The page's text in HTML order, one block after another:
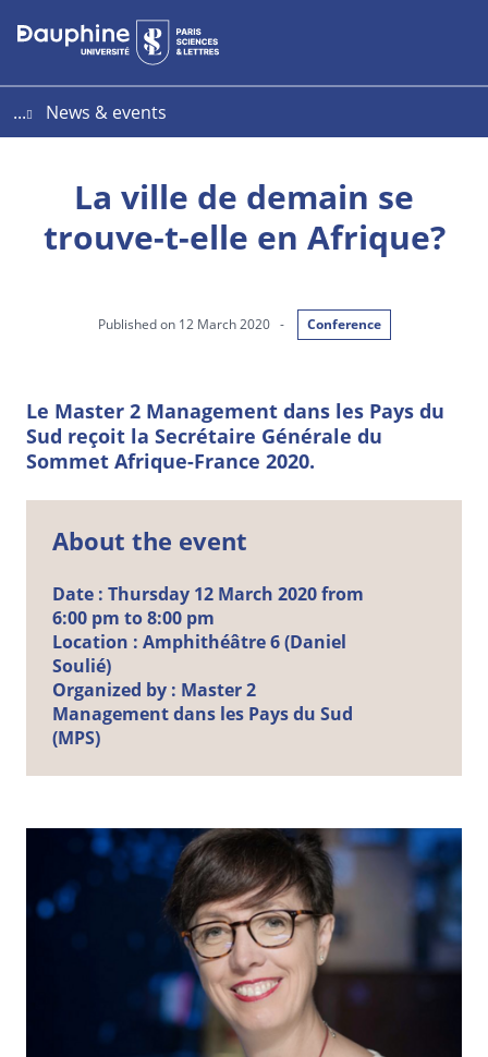
Aller
au
Aller
au
Plan
du
...
News & events
La ville de demain se
trouve-t-elle en Afrique?
Published on 12 March 2020 - Conference
Le Master 2 Management dans les Pays du
Sud reçoit la Secrétaire Générale du
Sommet Afrique-France 2020.
About the event
Date : Thursday 12 March 2020 from
6:00 pm to 8:00 pm
Location : Amphithéâtre 6 (Daniel
Soulié)
Organized by : Master 2
Management dans les Pays du Sud
(MPS)